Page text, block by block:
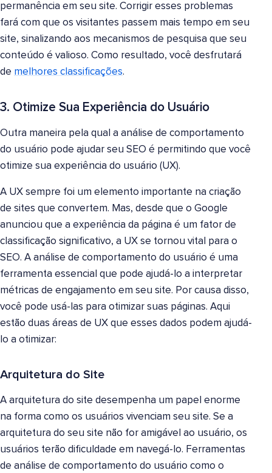
permanência em seu site. Corrigir esses problemas
fará com que os visitantes passem mais tempo em seu
site, sinalizando aos mecanismos de pesquisa que seu
conteúdo é valioso. Como resultado, você desfrutará
de melhores classificações.
3. Otimize Sua Experiência do Usuário
Outra maneira pela qual a análise de comportamento
do usuário pode ajudar seu SEO é permitindo que você
otimize sua experiência do usuário (UX).
A UX sempre foi um elemento importante na criação
de sites que convertem. Mas, desde que o Google
anunciou que a experiência da página é um fator de
classificação significativo, a UX se tornou vital para o
SEO. A análise de comportamento do usuário é uma
ferramenta essencial que pode ajudá-lo a interpretar
métricas de engajamento em seu site. Por causa disso,
você pode usá-las para otimizar suas páginas. Aqui
estão duas áreas de UX que esses dados podem ajudá-
lo a otimizar:
Arquitetura do Site
A arquitetura do site desempenha um papel enorme
na forma como os usuários vivenciam seu site. Se a
arquitetura do seu site não for amigável ao usuário, os
usuários terão dificuldade em navegá-lo. Ferramentas
de análise de comportamento do usuário como o